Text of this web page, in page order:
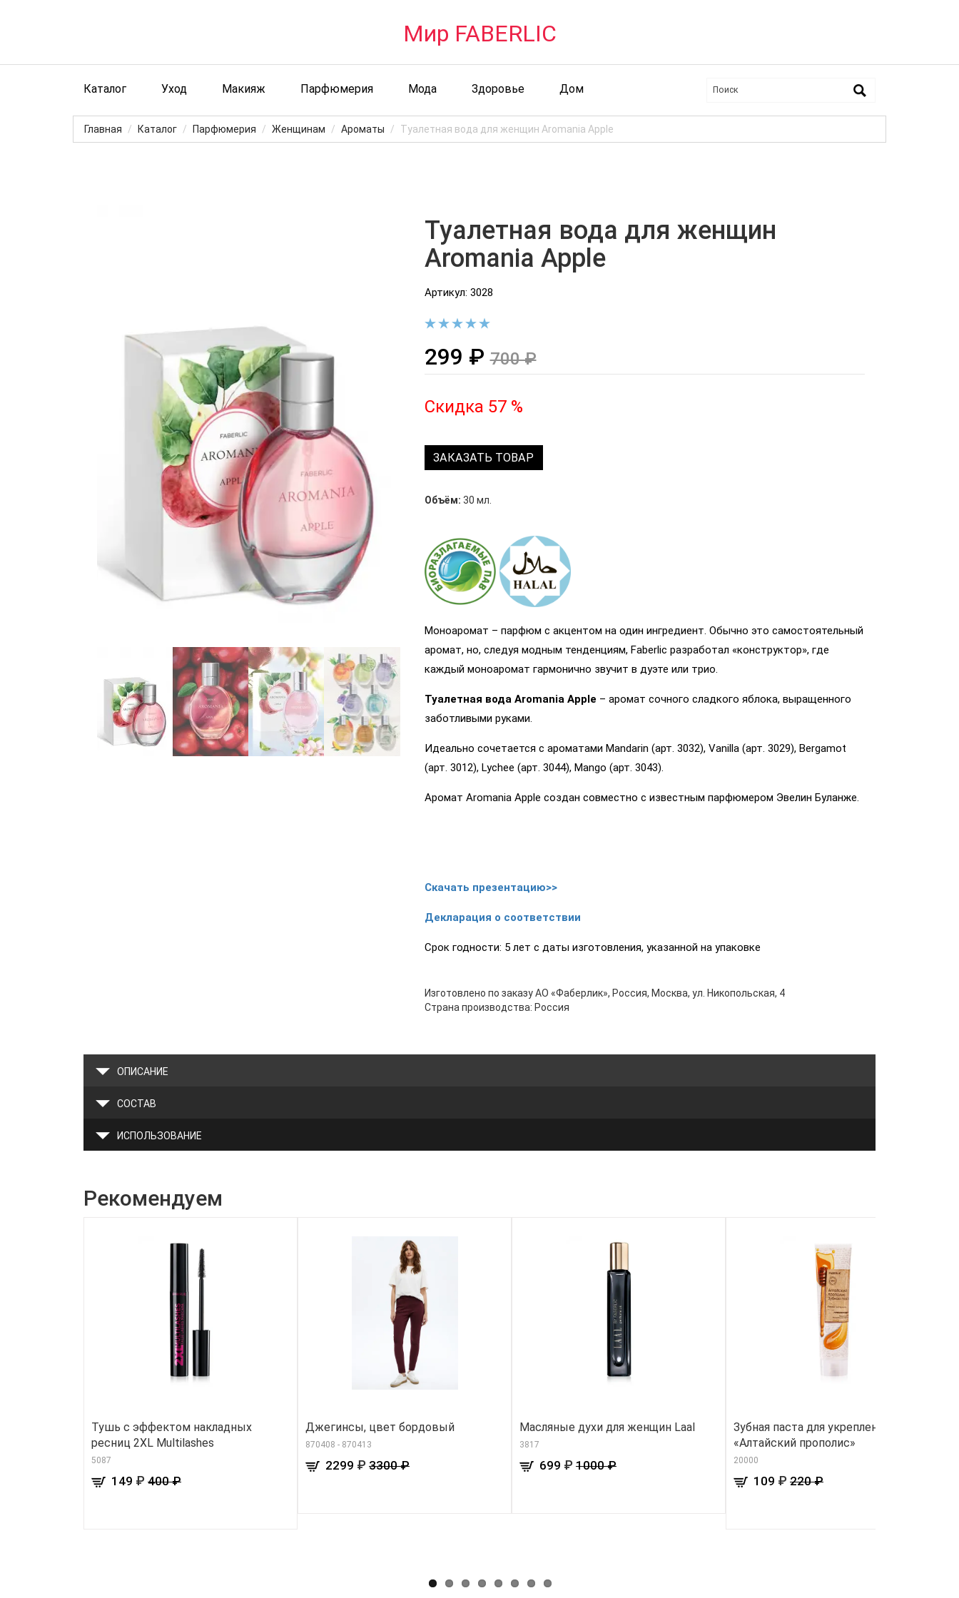
Мир FABERLIC
Каталог Уход Макияж Парфюмерия Мода Здоровье Дом
Главная Каталог Парфюмерия Женщинам Ароматы Туалетная вода для женщин Aromania Apple
Туалетная вода для женщин
Aromania Apple
Артикул: 3028
299 ₽700 ₽
Скидка 57 %
ЗАКАЗАТЬ ТОВАР
Объём: 30 мл.
Моноаромат – парфюм с акцентом на один ингредиент. Обычно это самостоятельный
аромат, но, следуя модным тенденциям, Faberlic разработал «конструктор», где
каждый моноаромат гармонично звучит в дуэте или трио.
Туалетная вода Aromania Apple – аромат сочного сладкого яблока, выращенного
заботливыми руками.
Идеально сочетается с ароматами Mandarin (арт. 3032), Vanilla (арт. 3029), Bergamot
(арт. 3012), Lychee (арт. 3044), Mango (арт. 3043).
Аромат Aromania Apple создан совместно с известным парфюмером Эвелин Буланже.
Скачать презентацию>>
Декларация о соответствии
Срок годности: 5 лет с даты изготовления, указанной на упаковке
Изготовлено по заказу АО «Фаберлик», Россия, Москва, ул. Никопольская, 4
Страна производства: Россия
ОПИСАНИЕ
СОСТАВ
ИСПОЛЬЗОВАНИЕ
Рекомендуем
Тушь с эффектом накладных
ресниц 2XL Multilashes
5087
149 ₽ 400 ₽
Джегинсы, цвет бордовый
870408 - 870413
2299 ₽ 3300 ₽
Масляные духи для женщин Laal
3817
699 ₽ 1000 ₽
Зубная паста для укрепления десен
«Алтайский прополис»
20000
109 ₽ 220 ₽